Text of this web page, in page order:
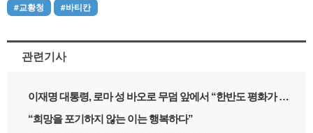
#교황청 #바티칸
관련기사
이재명 대통령, 로마 성 바오로 무덤 앞에서 “한반도 평화가 세계 평화로”
“희망을 포기하지 않는 이는 행복하다”